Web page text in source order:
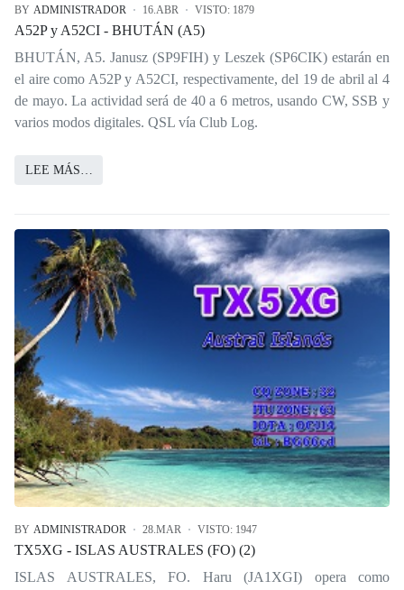
BY ADMINISTRADOR 16.ABR VISTO: 1879
A52P y A52CI - BHUTÁN (A5)
BHUTÁN, A5. Janusz (SP9FIH) y Leszek (SP6CIK) estarán en
el aire como A52P y A52CI, respectivamente, del 19 de abril al 4
de mayo. La actividad será de 40 a 6 metros, usando CW, SSB y
varios modos digitales. QSL vía Club Log.
LEE MÁS…
BY ADMINISTRADOR 28.MAR VISTO: 1947
TX5XG - ISLAS AUSTRALES (FO) (2)
ISLAS AUSTRALES, FO. Haru (JA1XGI) opera como